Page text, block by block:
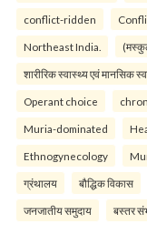
conflict-ridden
Northeast India.
शारीरिक स्वास्थ्य एवं मानसिक
Operant choice
Muria-dominated
Ethnogynecology
ग्रंथालय बौद्धिक विकास
जनजातीय समुदाय बस्तर